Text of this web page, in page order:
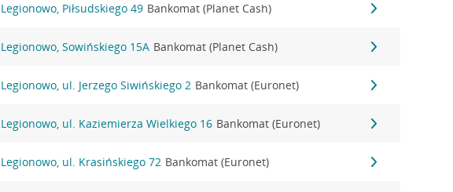
Legionowo, Piłsudskiego 49 Bankomat (Planet Cash)
Legionowo, Sowińskiego 15A Bankomat (Planet Cash)
Legionowo, ul. Jerzego Siwińskiego 2 Bankomat (Euronet)
Legionowo, ul. Kaziemierza Wielkiego 16 Bankomat (Euronet)
Legionowo, ul. Krasińskiego 72 Bankomat (Euronet)